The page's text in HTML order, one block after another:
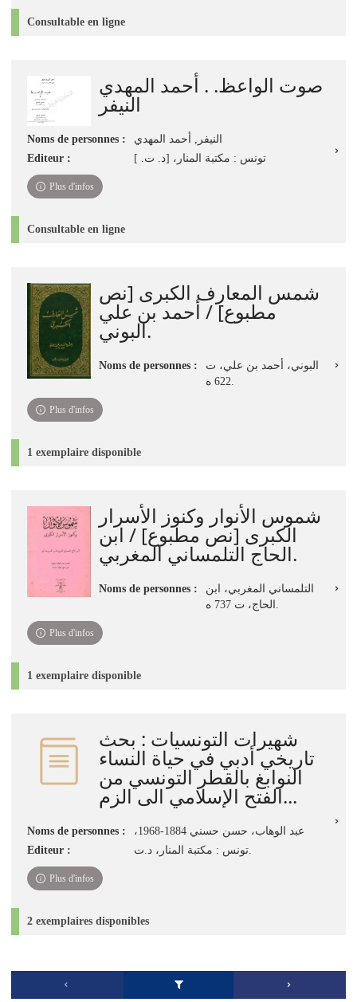
Consultable en ligne
صوت الواعظ. . أحمد المهدي
النيفر‏
Noms de personnes :
النيفر, أحمد المهدي
Editeur :
تونس : مكتبة المنار، [د. ت. ]
Plus d'infos
Consultable en ligne
شمس المعارف الكبرى [نص
مطبوع] / أحمد بن علي
البوني.
Noms de personnes :
البوني، أحمد بن علي، ت
622 ه.
Plus d'infos
1 exemplaire disponible
شموس الأنوار وكنوز الأسرار
الكبرى [نص مطبوع] / ابن
الحاج التلمساني المغربي.
Noms de personnes :
التلمساني المغربي، ابن
الحاج، ت 737 ه.
Plus d'infos
1 exemplaire disponible
شهيرات التونسيات : بحث
تاريخي أدبي في حياة النساء
النوابغ بالقطر التونسي من
الفتح الإسلامي الى الزم...
Noms de personnes :
،عبد الوهاب، حسن حسني 1884-1968
Editeur :
تونس : مكتبة المنار، د.ت.
Plus d'infos
2 exemplaires disponibles